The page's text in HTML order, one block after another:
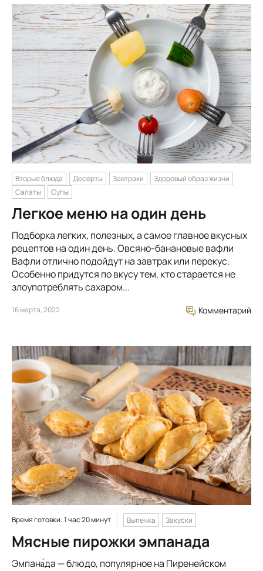
Вторые блюда Десерты Завтраки
Здоровый образ жизни
Салаты
Супы
Легкое меню на один день
Подборка легких, полезных, а самое главное вкусных
рецептов на один день. Овсяно-банановые вафли
Вафли отлично подойдут на завтрак или перекус.
Особенно придутся по вкусу тем, кто старается не
злоупотреблять сахаром...
16 марта, 2022 Комментарий
Время готовки: 1 час 20 минут Выпечка Закуски
Мясные пирожки эмпанада
Эмпана́да — блюдо, популярное на Пиренейском